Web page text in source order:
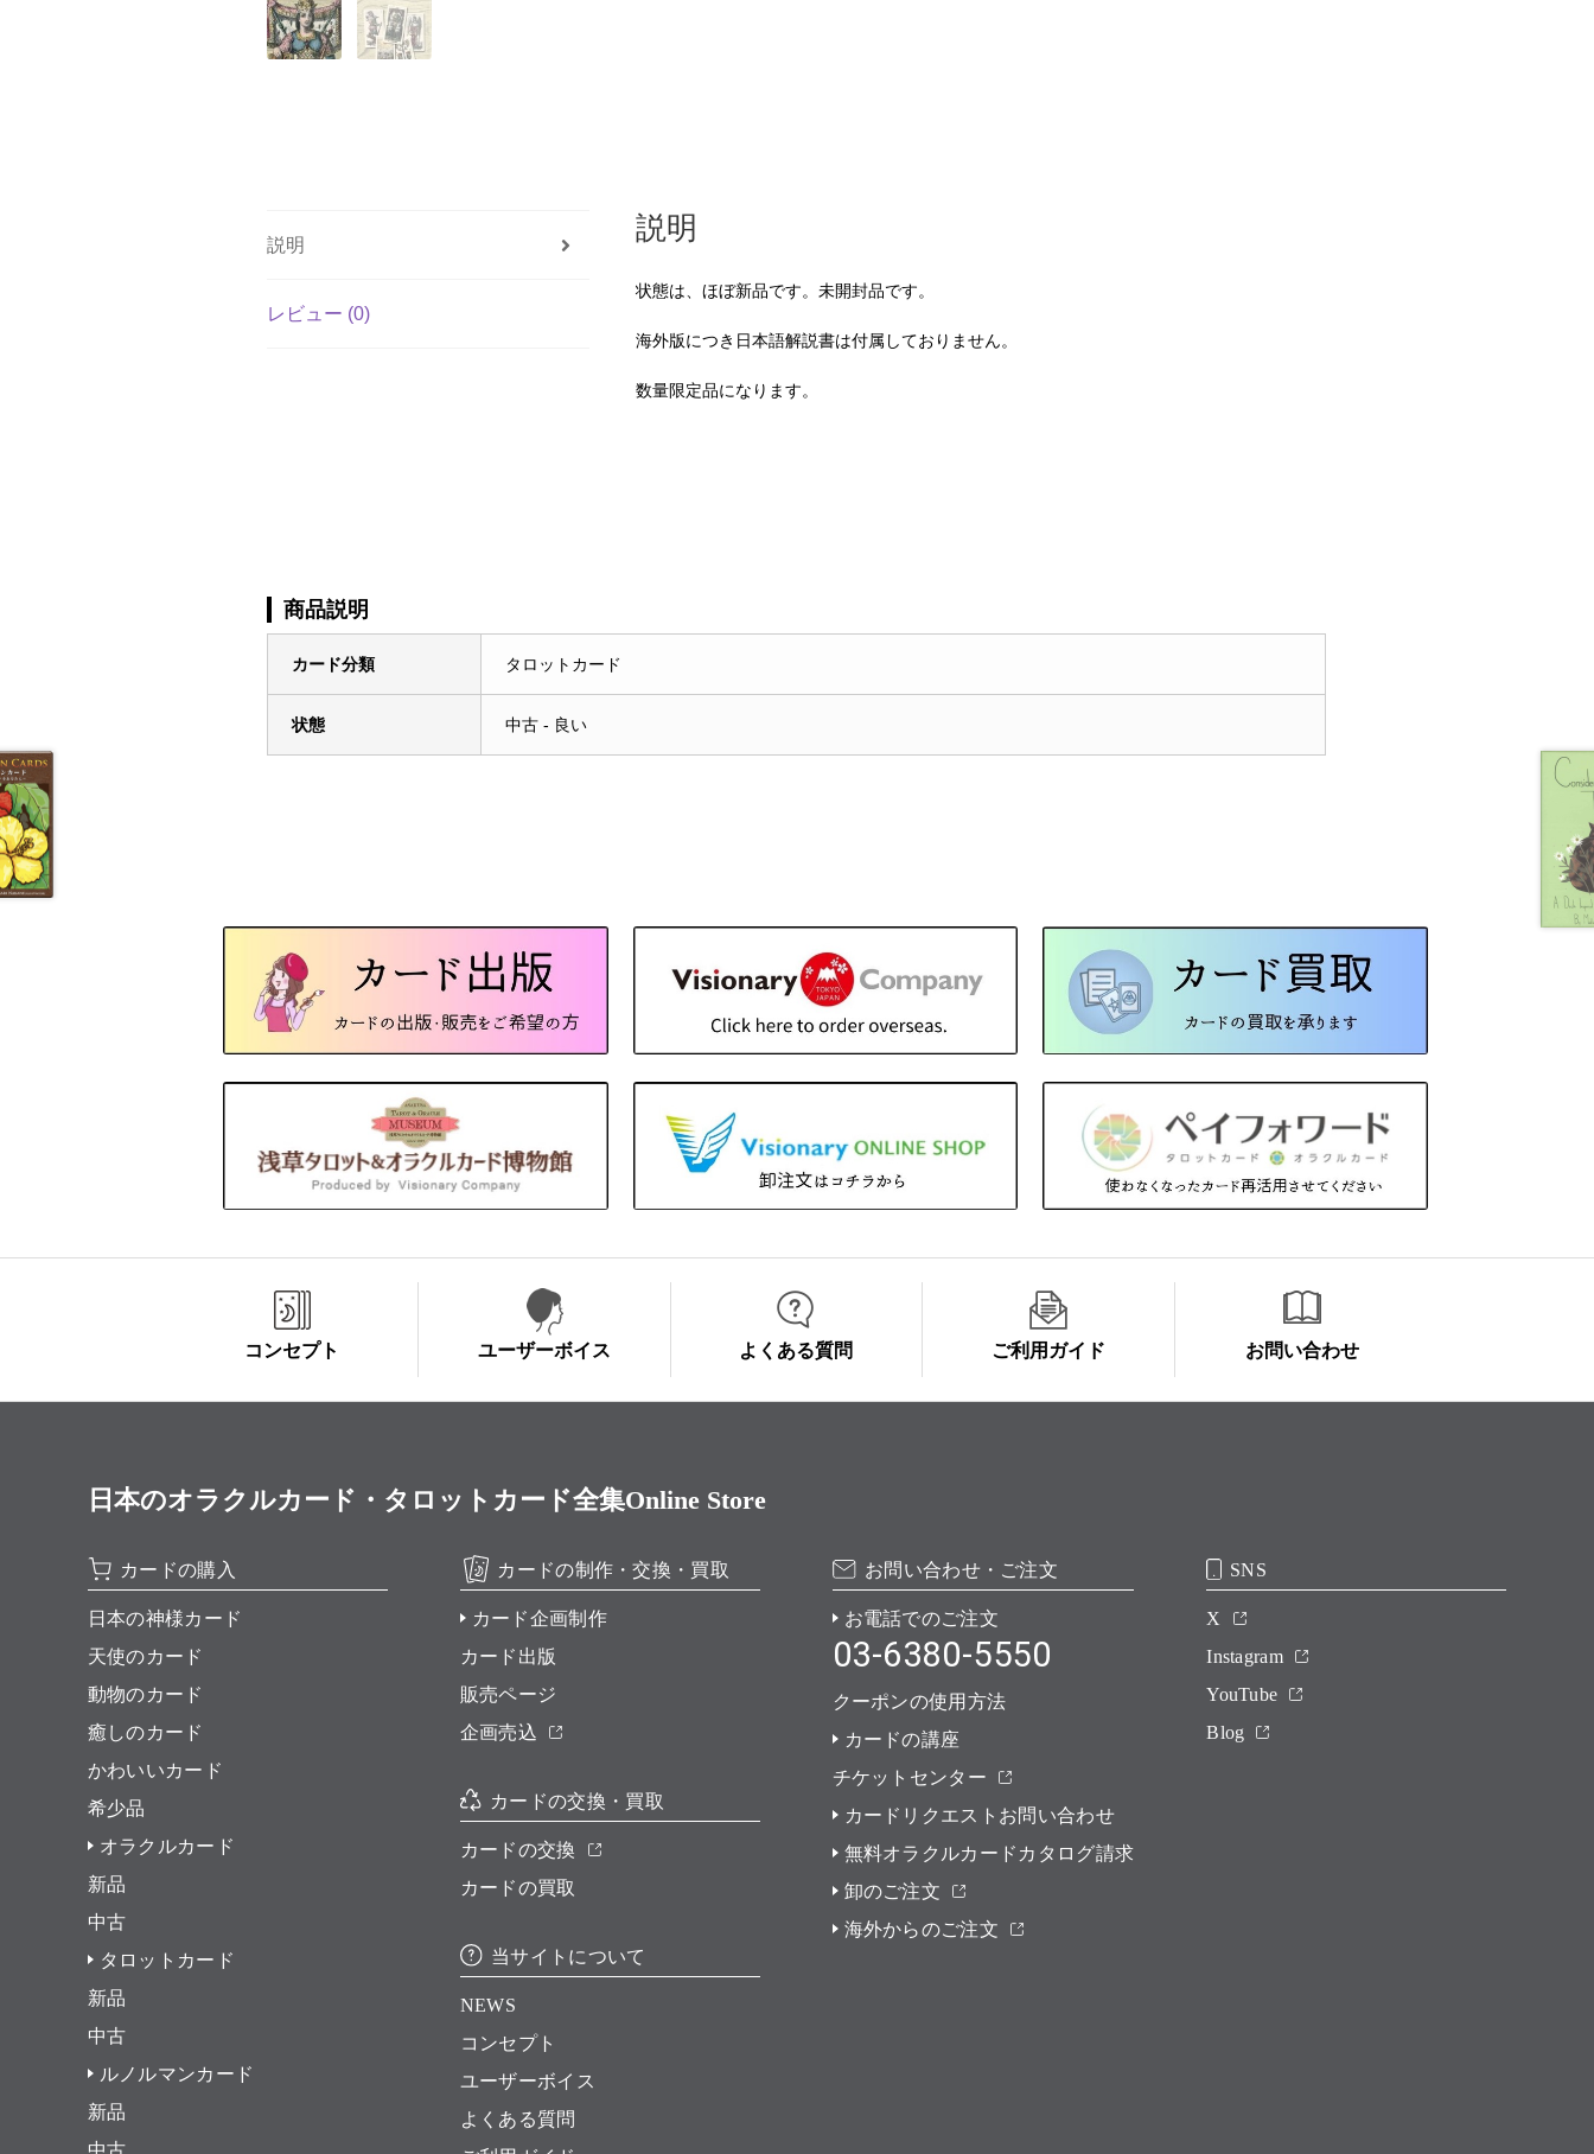
説明
レビュー (0)
説明
状態は、ほぼ新品です。未開封品です。
海外版につき日本語解説書は付属しておりません。
数量限定品になります。
商品説明
カード分類 タロットカード
状態 中古 - 良い
コンセプト ユーザーボイス よくある質問 ご利用ガイド お問い合わせ
日本のオラクルカード・タロットカード全集Online Store
カードの購入
日本の神様カード
天使のカード
動物のカード
癒しのカード
かわいいカード
希少品
オラクルカード
新品
中古
タロットカード
新品
中古
ルノルマンカード
新品
中古
カードの制作・交換・買取
カード企画制作
カード出版
販売ページ
企画売込
カードの交換・買取
カードの交換
カードの買取
当サイトについて
NEWS
コンセプト
ユーザーボイス
よくある質問
お問い合わせ・ご注文
お電話でのご注文
03-6380-5550
クーポンの使用方法
カードの講座
チケットセンター
カードリクエストお問い合わせ
無料オラクルカードカタログ請求
卸のご注文
海外からのご注文
SNS
X
Instagram
YouTube
Blog